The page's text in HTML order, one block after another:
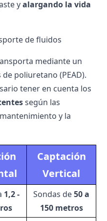
yalargando la vida
de fluidos
mediante un
poliuretano (PEAD).
tener en cuenta los
según las
y la
Captación
Vertical
1,2 -
Sondas de50 a
150 metros